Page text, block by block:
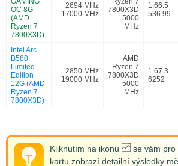
OC 8G
(AMD
Ryzen 7
7800X3D)
2694 MHz
17000 MHz
7800X3D
5000
MHz
1.66.5
536.99
Intel Arc
B580
Limited
Edition
12G (AMD
Ryzen 7
7800X3D)
2850 MHz
19000 MHz
AMD
Ryzen 7
7800X3D
5000
MHz
1.67.3
6252
Kliknutím na ikonu
se vám pro
kartu zobrazí detailní výsledky